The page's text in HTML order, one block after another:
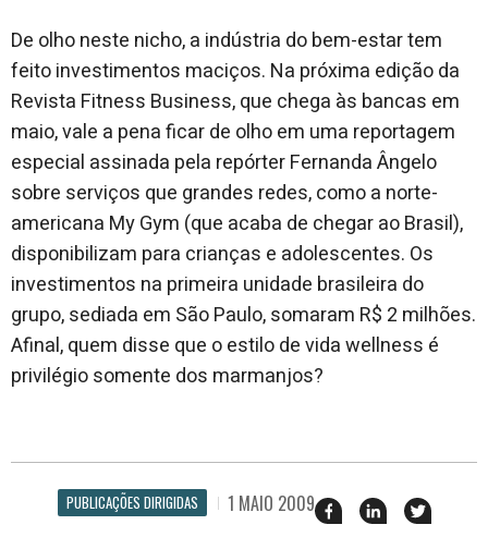
De olho neste nicho, a indústria do bem-estar tem
feito investimentos maciços. Na próxima edição da
Revista Fitness Business, que chega às bancas em
maio, vale a pena ficar de olho em uma reportagem
especial assinada pela repórter Fernanda Ângelo
sobre serviços que grandes redes, como a norte-
americana My Gym (que acaba de chegar ao Brasil),
disponibilizam para crianças e adolescentes. Os
investimentos na primeira unidade brasileira do
grupo, sediada em São Paulo, somaram R$ 2 milhões.
Afinal, quem disse que o estilo de vida wellness é
privilégio somente dos marmanjos?
PUBLICAÇÕES DIRIGIDAS 1 MAIO 2009 Compartilhar
esse
Compartilhar
esse
Twittar
em